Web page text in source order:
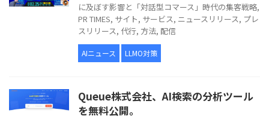
に及ぼす影響と「対話型コマース」時代の集客戦略,
PR TIMES, サイト, サービス, ニュースリリース, プレ
スリリース, 代行, 方法, 配信
AIニュース LLMO対策
Queue株式会社、AI検索の分析ツール
を無料公開。